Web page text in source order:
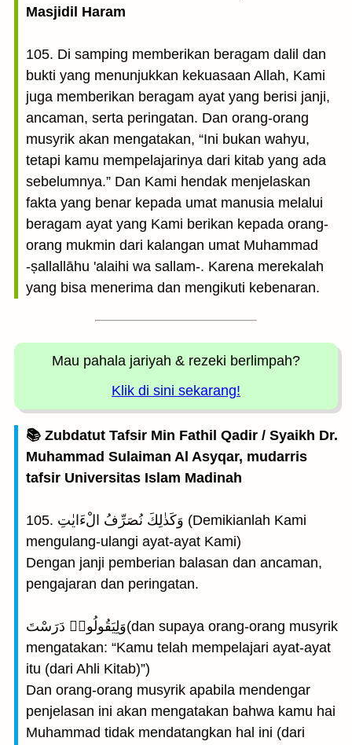
Masjidil Haram
105. Di samping memberikan beragam dalil dan
bukti yang menunjukkan kekuasaan Allah, Kami
juga memberikan beragam ayat yang berisi janji,
ancaman, serta peringatan. Dan orang-orang
musyrik akan mengatakan, “Ini bukan wahyu,
tetapi kamu mempelajarinya dari kitab yang ada
sebelumnya.” Dan Kami hendak menjelaskan
fakta yang benar kepada umat manusia melalui
beragam ayat yang Kami berikan kepada orang-
orang mukmin dari kalangan umat Muhammad
-ṣallallāhu 'alaihi wa sallam-. Karena merekalah
yang bisa menerima dan mengikuti kebenaran.
Mau pahala jariyah & rezeki berlimpah?
Klik di sini sekarang!
📚 Zubdatut Tafsir Min Fathil Qadir / Syaikh Dr.
Muhammad Sulaiman Al Asyqar, mudarris
tafsir Universitas Islam Madinah
105. وَكَذٰلِكَ نُصَرِّفُ الْءَايٰتِ (Demikianlah Kami
mengulang-ulangi ayat-ayat Kami)
Dengan janji pemberian balasan dan ancaman,
pengajaran dan peringatan.
وَلِيَقُولُوا۟ دَرَسْتَ(dan supaya orang-orang musyrik
mengatakan: “Kamu telah mempelajari ayat-ayat
itu (dari Ahli Kitab)”)
Dan orang-orang musyrik apabila mendengar
penjelasan ini akan mengatakan bahwa kamu hai
Muhammad tidak mendatangkan hal ini (dari